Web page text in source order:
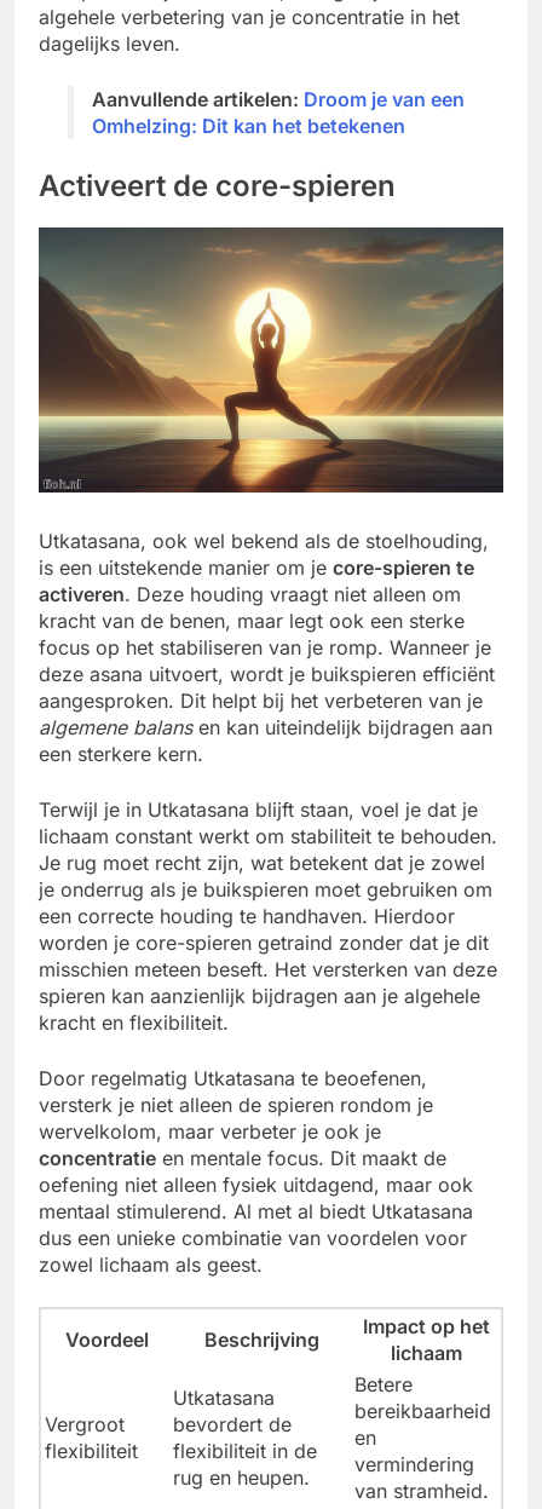
algehele verbetering van je concentratie in het
dagelijks leven.
Aanvullende artikelen: Droom je van een
Omhelzing: Dit kan het betekenen
Activeert de core-spieren
Utkatasana, ook wel bekend als de stoelhouding,
is een uitstekende manier om je core-spieren te
activeren. Deze houding vraagt niet alleen om
kracht van de benen, maar legt ook een sterke
focus op het stabiliseren van je romp. Wanneer je
deze asana uitvoert, wordt je buikspieren efficiënt
aangesproken. Dit helpt bij het verbeteren van je
algemene balansen kan uiteindelijk bijdragen aan
een sterkere kern.
Terwijl je in Utkatasana blijft staan, voel je dat je
lichaam constant werkt om stabiliteit te behouden.
Je rug moet recht zijn, wat betekent dat je zowel
je onderrug als je buikspieren moet gebruiken om
een correcte houding te handhaven. Hierdoor
worden je core-spieren getraind zonder dat je dit
misschien meteen beseft. Het versterken van deze
spieren kan aanzienlijk bijdragen aan je algehele
kracht en flexibiliteit.
Door regelmatig Utkatasana te beoefenen,
versterk je niet alleen de spieren rondom je
wervelkolom, maar verbeter je ook je
concentratie en mentale focus. Dit maakt de
oefening niet alleen fysiek uitdagend, maar ook
mentaal stimulerend. Al met al biedt Utkatasana
dus een unieke combinatie van voordelen voor
zowel lichaam als geest.
Voordeel Beschrijving
Impact op het
lichaam
Vergroot
flexibiliteit
Utkatasana
bevordert de
flexibiliteit in de
rug en heupen.
Betere
bereikbaarheid
en
vermindering
van stramheid.